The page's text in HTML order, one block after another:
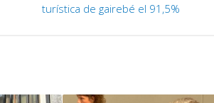
turística de gairebé el 91,5%